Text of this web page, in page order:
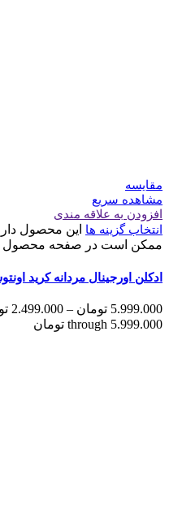
مقایسه
مشاهده سریع
افزودن به علاقه مندی
انتخاب گزینه ها
این محصول
ممکن است در صفحه محصول
ادکلن اورجینال مردانه کرید
5.999.000 تومان –
2.499.000
through 5.999.000 تومان